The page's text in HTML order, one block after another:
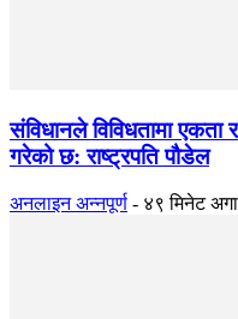
संविधानले विविधतामा
गरेको छ: राष्ट्रपति पौडेल
अनलाइन अन्नपूर्ण - ४९ मिनेट